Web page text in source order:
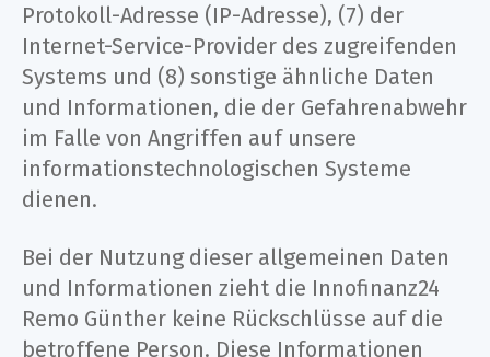
Protokoll-Adresse (IP-Adresse), (7) der
Internet-Service-Provider des zugreifenden
Systems und (8) sonstige ähnliche Daten
und Informationen, die der Gefahrenabwehr
im Falle von Angriffen auf unsere
informationstechnologischen Systeme
dienen.
Bei der Nutzung dieser allgemeinen Daten
und Informationen zieht die Innofinanz24
Remo Günther keine Rückschlüsse auf die
betroffene Person. Diese Informationen